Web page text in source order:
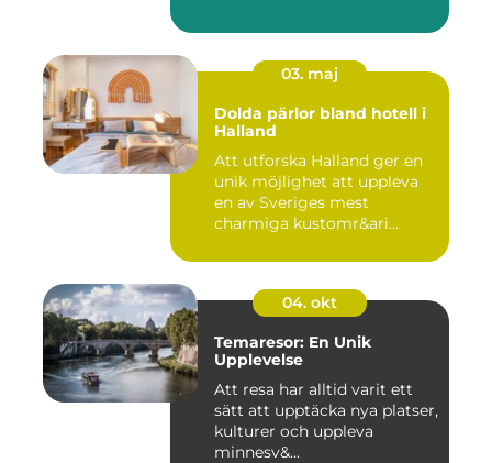
03. maj
Dolda pärlor bland hotell i
Halland
Att utforska Halland ger en
unik möjlighet att uppleva
en av Sveriges mest
charmiga kustomr&ari...
04. okt
Temaresor: En Unik
Upplevelse
Att resa har alltid varit ett
sätt att upptäcka nya platser,
kulturer och uppleva
minnesv&...